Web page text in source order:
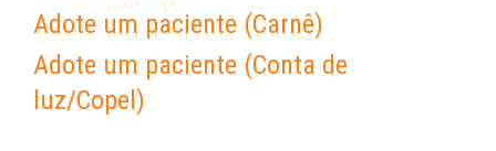
Adote um paciente (Carnê)
Adote um paciente (Conta de
luz/Copel)